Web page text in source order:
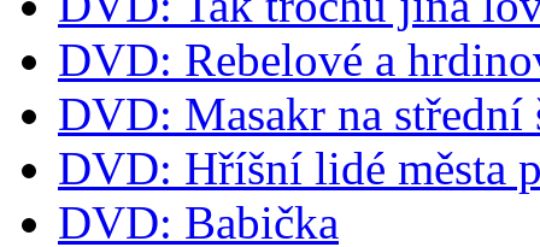
DVD: Rebelové a
DVD: Masakr na střední
DVD: Hříšní lidé města
DVD: Babička